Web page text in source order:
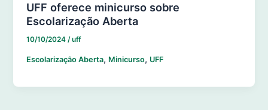
UFF oferece minicurso sobre
Escolarização Aberta
10/10/2024/uff
Escolarização Aberta, Minicurso, UFF